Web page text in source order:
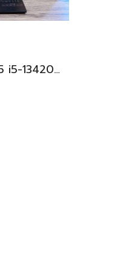
Acer Nitro V 15 i5-13420H Ram16 RTX2050(4GB) SSD512GB จอ15.6นิ้ว FHD 144Hz เกมมิ่งรุ่นใหม่ ดีไซน์ฝาหลังสุดเท่ มีประกันศูนย์2027 เครื่องพร้อมใช้งาน ราคาสุดคุ้มเพียง 17,990.-